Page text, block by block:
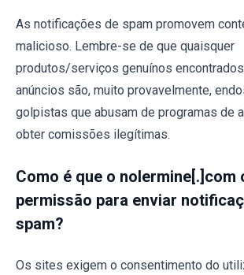
As notificações de spam promovem
malicioso. Lembre-se de que quaisquer
produtos/serviços genuínos
anúncios são, muito provavelmente,
golpistas que abusam de programas de
obter comissões ilegítimas.
Como é que o nolermine[.]com
permissão para enviar
spam?
Os sites exigem o consentimento do